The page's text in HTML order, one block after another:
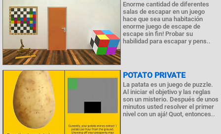
Enorme cantidad de diferentes
salas de escapar en un juego
hace que sea una habitación
enorme juego de escape de
escape sin fin! Probar su
habilidad para escapar y pens..
POTATO PRIVATE
La patata es un juego de puzzle.
Al iniciar el objetivo y las reglas
son un misterio. Después de unos
minutos usted resolver el primer
nivel con un ajá! Quot, entonces..